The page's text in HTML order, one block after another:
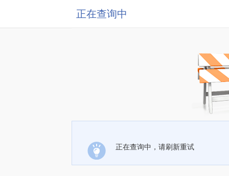
正在查询中
正在查询中，请刷新重试